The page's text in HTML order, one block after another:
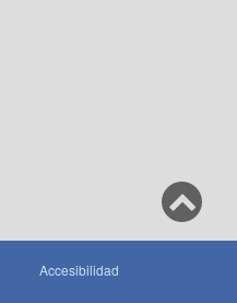
Accesibilidad